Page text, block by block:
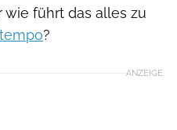
wie führt das alles zu
?
ANZEIGE